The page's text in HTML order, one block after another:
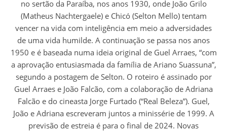
no sertão da Paraíba, nos anos 1930, onde João Grilo
(Matheus Nachtergaele) e Chicó (Selton Mello) tentam
vencer na vida com inteligência em meio a adversidades
de uma vida humilde. A continuação se passa nos anos
1950 e é baseada numa ideia original de Guel Arraes, “com
a aprovação entusiasmada da família de Ariano Suassuna”,
segundo a postagem de Selton. O roteiro é assinado por
Guel Arraes e João Falcão, com a colaboração de Adriana
Falcão e do cineasta Jorge Furtado (“Real Beleza”). Guel,
João e Adriana escreveram juntos a minissérie de 1999. A
previsão de estreia é para o final de 2024. Novas